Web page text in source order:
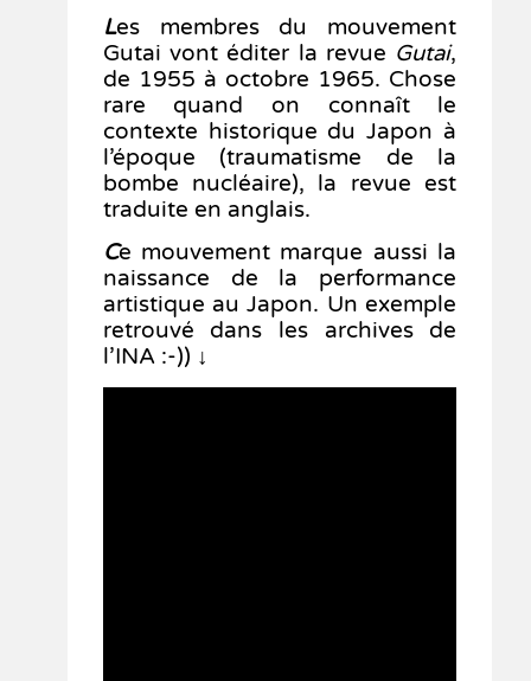
Les membres du mouvement
Gutai vont éditer la revue Gutai,
de 1955 à octobre 1965. Chose
rare quand on connaît le
contexte historique du Japon à
l’époque (traumatisme de la
bombe nucléaire), la revue est
traduite en anglais.
Ce mouvement marque aussi la
naissance de la performance
artistique au Japon. Un exemple
retrouvé dans les archives de
l’INA :-)) ↓